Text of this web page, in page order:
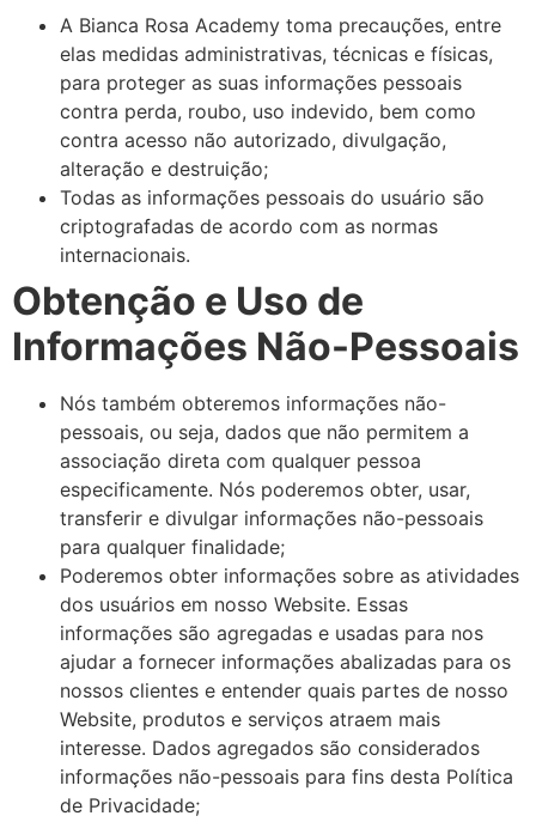
A Bianca Rosa Academy toma precauções, entre
elas medidas administrativas, técnicas e físicas,
para proteger as suas informações pessoais
contra perda, roubo, uso indevido, bem como
contra acesso não autorizado, divulgação,
alteração e destruição;
Todas as informações pessoais do usuário são
criptografadas de acordo com as normas
internacionais.
Obtenção e Uso de
Informações Não-Pessoais
Nós também obteremos informações não-
pessoais, ou seja, dados que não permitem a
associação direta com qualquer pessoa
especificamente. Nós poderemos obter, usar,
transferir e divulgar informações não-pessoais
para qualquer finalidade;
Poderemos obter informações sobre as atividades
dos usuários em nosso Website. Essas
informações são agregadas e usadas para nos
ajudar a fornecer informações abalizadas para os
nossos clientes e entender quais partes de nosso
Website, produtos e serviços atraem mais
interesse. Dados agregados são considerados
informações não-pessoais para fins desta Política
de Privacidade;